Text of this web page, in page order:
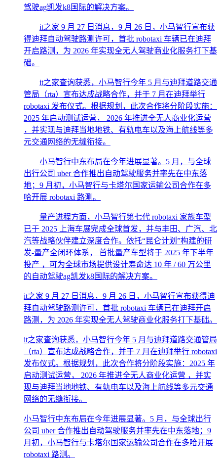
驾驶ag凯发k8国际的解决方案。
it之家 9 月 27 日消息，9 月 26 日，小马智行宣布获
得迪拜自动驾驶路测许可，首批 robotaxi 车辆已在迪拜
开启路测，为 2026 年实现全无人驾驶商业化服务打下基
础。
it之家查询获悉，小马智行今年 5 月与迪拜道路交通
管局（rta）宣布达成战略合作，并于 7 月在迪拜举行
robotaxi 发布仪式。根据规划，此次合作将分阶段实施：
2025 年启动测试运营， 2026 年推进全无人商业化运营
，并实现与迪拜当地地铁、有轨电车以及海上航线等多
元交通网络的无缝衔接。
小马智行中东布局在今年进展显著。5 月，与全球
出行公司 uber 合作推出自动驾驶服务并率先在中东落
地；9 月初，小马智行与卡塔尔国家运输公司合作在多
哈开展 robotaxi 路测。
量产进程方面，小马智行第七代 robotaxi 家族车型
已于 2025 上海车展完成全球首发，并与丰田、广汽、北
汽等战略伙伴建立深度合作。依托“昆仑计划”构建的研
发-量产全闭环体系， 首批量产车型将于 2025 年下半年
投产 ，可为全球市场提供设计寿命达 10 年 / 60 万公里
的自动驾驶ag凯发k8国际的解决方案。
it之家 9 月 27 日消息，9 月 26 日，小马智行宣布获得迪
拜自动驾驶路测许可，首批 robotaxi 车辆已在迪拜开启
路测，为 2026 年实现全无人驾驶商业化服务打下基础。
it之家查询获悉，小马智行今年 5 月与迪拜道路交通管局
（rta）宣布达成战略合作，并于 7 月在迪拜举行 robotaxi
发布仪式。根据规划，此次合作将分阶段实施：2025 年
启动测试运营， 2026 年推进全无人商业化运营 ，并实
现与迪拜当地地铁、有轨电车以及海上航线等多元交通
网络的无缝衔接。
小马智行中东布局在今年进展显著。5 月，与全球出行
公司 uber 合作推出自动驾驶服务并率先在中东落地；9
月初，小马智行与卡塔尔国家运输公司合作在多哈开展
robotaxi 路测。